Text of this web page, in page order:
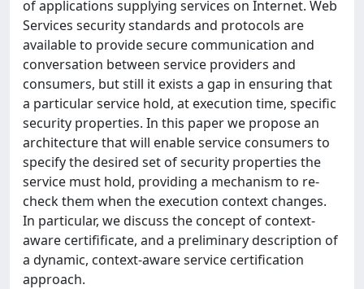
of applications supplying services on Internet. Web
Services security standards and protocols are
available to provide secure communication and
conversation between service providers and
consumers, but still it exists a gap in ensuring that
a particular service hold, at execution time, specific
security properties. In this paper we propose an
architecture that will enable service consumers to
specify the desired set of security properties the
service must hold, providing a mechanism to re-
check them when the execution context changes.
In particular, we discuss the concept of context-
aware certifificate, and a preliminary description of
a dynamic, context-aware service certification
approach.